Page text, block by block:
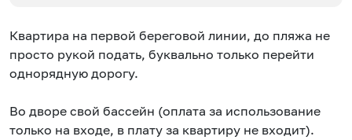
Квартира на первой береговой линии, до пляжа не
просто рукой подать, буквально только перейти
однорядную дорогу.
Во дворе свой бассейн (оплата за использование
только на входе, в плату за квартиру не входит).